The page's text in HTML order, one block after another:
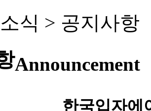
식 > 공지사항
Announcement
한국입자에